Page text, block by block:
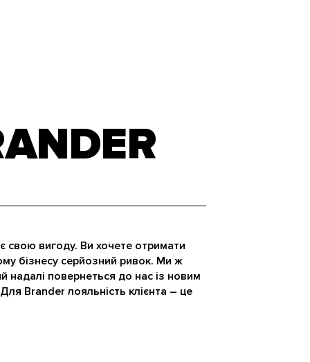
свою вигоду. Ви хочете отримати
бізнесу серйозний ривок. Ми ж
надалі повернеться до нас із новим
Brander лояльність клієнта – це